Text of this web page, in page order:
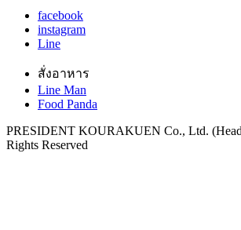
facebook
instagram
Line
สั่งอาหาร
Line Man
Food Panda
PRESIDENT KOURAKUEN Co., Ltd.
Rights Reserved